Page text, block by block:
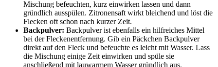
Mischung befeuchten, kurz einwirken lassen und dann
gründlich ausspülen. Zitronensaft wirkt bleichend und löst die
Flecken oft schon nach kurzer Zeit.
Backpulver: Backpulver ist ebenfalls ein hilfreiches Mittel
bei der Fleckenentfernung. Gib ein Päckchen Backpulver
direkt auf den Fleck und befeuchte es leicht mit Wasser. Lass
die Mischung einige Zeit einwirken und spüle sie
anschließend mit lauwarmem Wasser gründlich aus.